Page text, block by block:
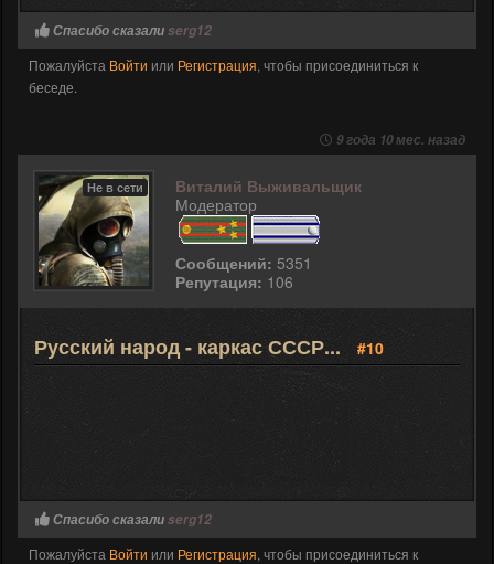
Спасибо сказалиserg12
Пожалуйста Войти или Регистрация, чтобы присоединиться к
беседе.
9 года 10 мес. назад
Не в сети
Виталий Выживальщик
Модератор
Сообщений: 5351
Репутация: 106
Русский народ - каркас СССР... #10
Спасибо сказалиserg12
Пожалуйста Войти или Регистрация, чтобы присоединиться к